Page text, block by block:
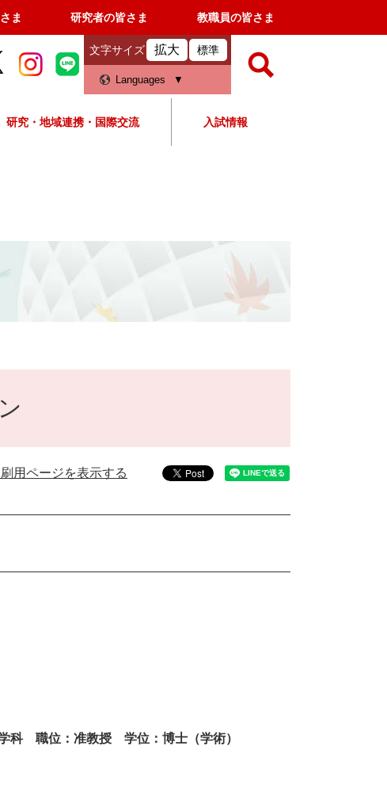
ま 研究者の皆さま 教職員の皆さま
文字サイズ 拡大 標準
Languages
研究・地域連携・国際交流 入試情報
用ページを表示する
科​ 職位：准教授 学位：博士（学術）